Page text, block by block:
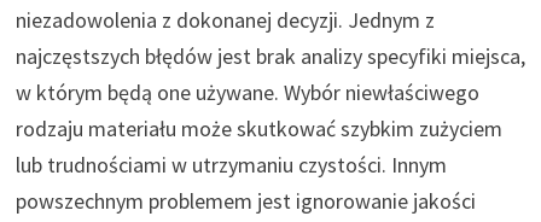
niezadowolenia z dokonanej decyzji. Jednym z
najczęstszych błędów jest brak analizy specyfiki miejsca,
w którym będą one używane. Wybór niewłaściwego
rodzaju materiału może skutkować szybkim zużyciem
lub trudnościami w utrzymaniu czystości. Innym
powszechnym problemem jest ignorowanie jakości